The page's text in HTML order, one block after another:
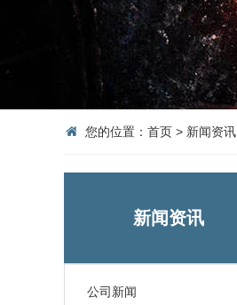
您的位置： 首页 > 新闻资讯
新闻资讯
公司新闻